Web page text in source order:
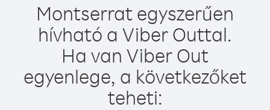
Montserrat egyszerűen
hívható a Viber Outtal.
Ha van Viber Out
egyenlege, a következőket
teheti: